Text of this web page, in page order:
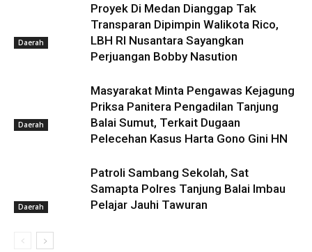
Daerah
Proyek Di Medan Dianggap Tak
Transparan Dipimpin Walikota Rico,
LBH RI Nusantara Sayangkan
Perjuangan Bobby Nasution
Daerah
Masyarakat Minta Pengawas Kejagung
Priksa Panitera Pengadilan Tanjung
Balai Sumut, Terkait Dugaan
Pelecehan Kasus Harta Gono Gini HN
Daerah
Patroli Sambang Sekolah, Sat
Samapta Polres Tanjung Balai Imbau
Pelajar Jauhi Tawuran